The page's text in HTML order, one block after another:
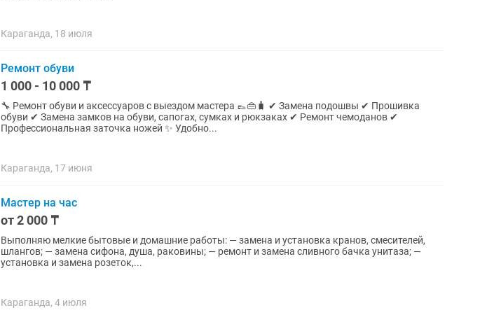
Караганда, 18 июля
Ремонт обуви
1 000 - 10 000 ₸
🔧 Ремонт обуви и аксессуаров с выездом мастера 👞👜🧳 ✔ Замена подошвы ✔ Прошивка
обуви ✔ Замена замков на обуви, сапогах, сумках и рюкзаках ✔ Ремонт чемоданов ✔
Профессиональная заточка ножей ✨ Удобно...
Караганда, 17 июня
Мастер на час
от 2 000 ₸
Выполняю мелкие бытовые и домашние работы: — замена и установка кранов, смесителей,
шлангов; — замена сифона, душа, раковины; — ремонт и замена сливного бачка унитаза; —
установка и замена розеток,...
Караганда, 4 июля